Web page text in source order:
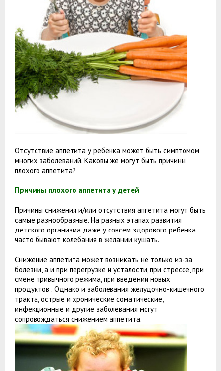
Отсутствие аппетита у ребенка может быть симптомом
многих заболеваний. Каковы же могут быть причины
плохого аппетита?
Причины плохого аппетита у детей
Причины снижения и/или отсутствия аппетита могут быть
самые разнообразные. На разных этапах развития
детского организма даже у совсем здорового ребенка
часто бывают колебания в желании кушать.
Снижение аппетита может возникать не только из-за
болезни, а и при перегрузке и усталости, при стрессе, при
смене привычного режима, при введении новых
продуктов . Однако и заболевания желудочно-кишечного
тракта, острые и хронические соматические,
инфекционные и другие заболевания могут
сопровождаться снижением аппетита.